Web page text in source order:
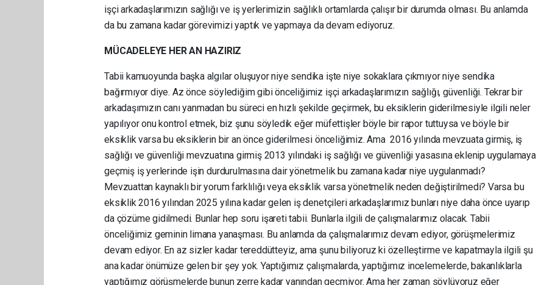
işçi arkadaşlarımızın sağlığı ve iş yerlerimizin sağlıklı ortamlarda çalışır bir durumda olması. Bu anlamda
da bu zamana kadar görevimizi yaptık ve yapmaya da devam ediyoruz.
MÜCADELEYE HER AN HAZIRIZ
Tabii kamuoyunda başka algılar oluşuyor niye sendika işte niye sokaklara çıkmıyor niye sendika
bağırmıyor diye. Az önce söylediğim gibi önceliğimiz işçi arkadaşlarımızın sağlığı, güvenliği. Tekrar bir
arkadaşımızın canı yanmadan bu süreci en hızlı şekilde geçirmek, bu eksiklerin giderilmesiyle ilgili neler
yapılıyor onu kontrol etmek, biz şunu söyledik eğer müfettişler böyle bir rapor tuttuysa ve böyle bir
eksiklik varsa bu eksiklerin bir an önce giderilmesi önceliğimiz. Ama 2016 yılında mevzuata girmiş, iş
sağlığı ve güvenliği mevzuatına girmiş 2013 yılındaki iş sağlığı ve güvenliği yasasına eklenip uygulamaya
geçmiş iş yerlerinde işin durdurulmasına dair yönetmelik bu zamana kadar niye uygulanmadı?
Mevzuattan kaynaklı bir yorum farklılığı veya eksiklik varsa yönetmelik neden değiştirilmedi? Varsa bu
eksiklik 2016 yılından 2025 yılına kadar gelen iş denetçileri arkadaşlarımız bunları niye daha önce uyarıp
da çözüme gidilmedi. Bunlar hep soru işareti tabii. Bunlarla ilgili de çalışmalarımız olacak. Tabii
önceliğimiz geminin limana yanaşması. Bu anlamda da çalışmalarımız devam ediyor, görüşmelerimiz
devam ediyor. En az sizler kadar tereddütteyiz, ama şunu biliyoruz ki özelleştirme ve kapatmayla ilgili şu
ana kadar önümüze gelen bir şey yok. Yaptığımız çalışmalarda, yaptığımız incelemelerde, bakanlıklarla
yaptığımız görüşmelerde bunun zerre kadar yanından geçmiyor. Ama her zaman söylüyoruz eğer